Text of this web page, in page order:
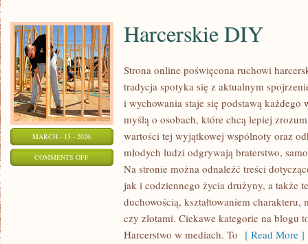
MARCH - 15 - 2026
COMMENTS OFFON
HARCERSKIE
Harcerskie DIY
Strona online poświęcona ruchowi
tradycja spotyka się z aktualnym
i wychowania staje się podstawą
myślą o osobach, które chcą lepiej
wartości tej wyjątkowej wspólnoty oraz
młodych ludzi odgrywają braterstwo,
Na stronie można odnaleźć treści
jak i codziennego życia drużyny, a także
duchowością, kształtowaniem
czy zlotami. Ciekawe kategorie na blogu
Harcerstwo w mediach. To [ Read More ]